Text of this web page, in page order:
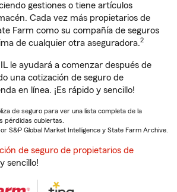
gestiones o tiene artículos
Cada vez más propietarios de
Farm como su compañía de seguros
de cualquier otra aseguradora.2
le ayudará a comenzar después de
una cotización de seguro de
en línea. ¡Es rápido y sencillo!
de seguro para ver una lista completa de la
pérdidas cubiertas.
S&P Global Market Intelligence y State Farm Archive.
de seguro de propietarios de
sencillo!